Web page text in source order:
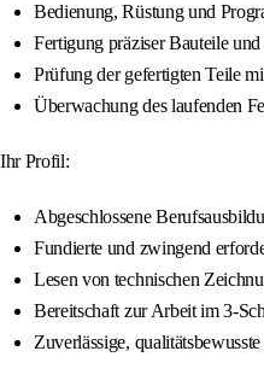
Bedienung, Rüstung und
Fertigung präziser Bauteile
Prüfung der gefertigten Teile
Überwachung des laufenden
Ihr Profil:
Abgeschlossene
Fundierte und zwingend
Lesen von technischen
Bereitschaft zur Arbeit im 3-
Zuverlässige,